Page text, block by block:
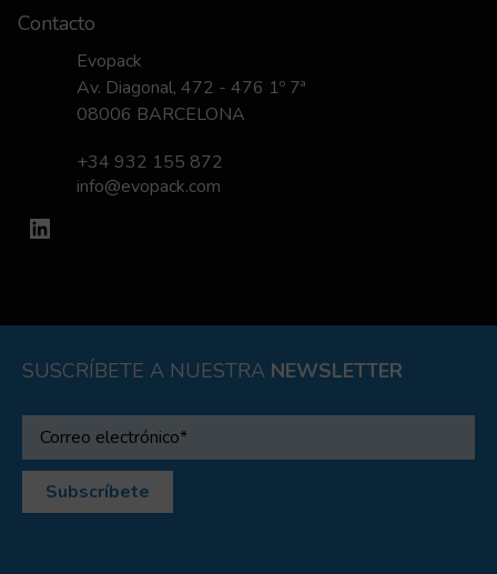
Contacto
Evopack
Av. Diagonal, 472 - 476 1º 7ª
08006 BARCELONA
+34 932 155 872
info@evopack.com
LinkedIn
SUSCRÍBETE A NUESTRA NEWSLETTER